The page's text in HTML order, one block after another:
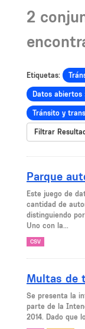
2
Etiquetas:
Datos abiertos
Tránsito y
Filtrar
Parque
Este juego de
cantidad de
distinguiendo
Uno con la...
CSV
Multas de
Se presenta la
parte de la
2014. Dado que